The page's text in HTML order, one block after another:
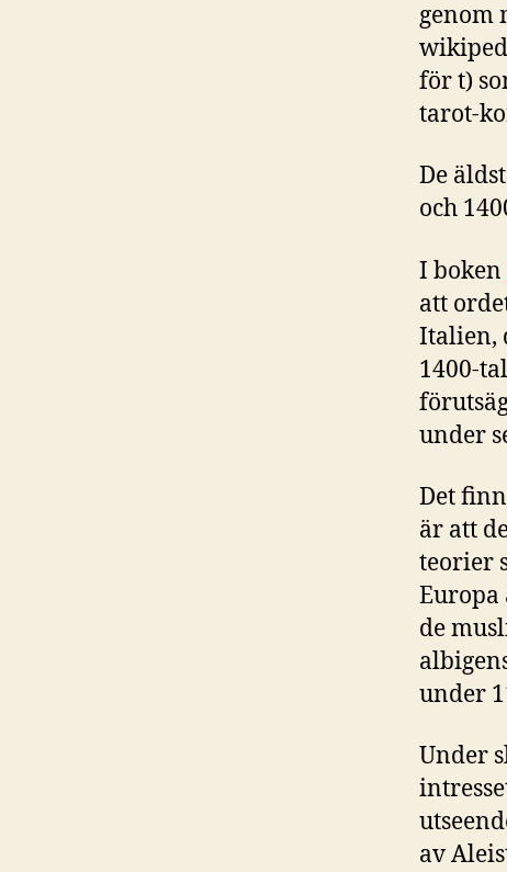
genom
för t)
tarot-
De
och
I boken
att
Italien,
1400-
under
Det
är att
teorier
Europa
de
under
Under
av